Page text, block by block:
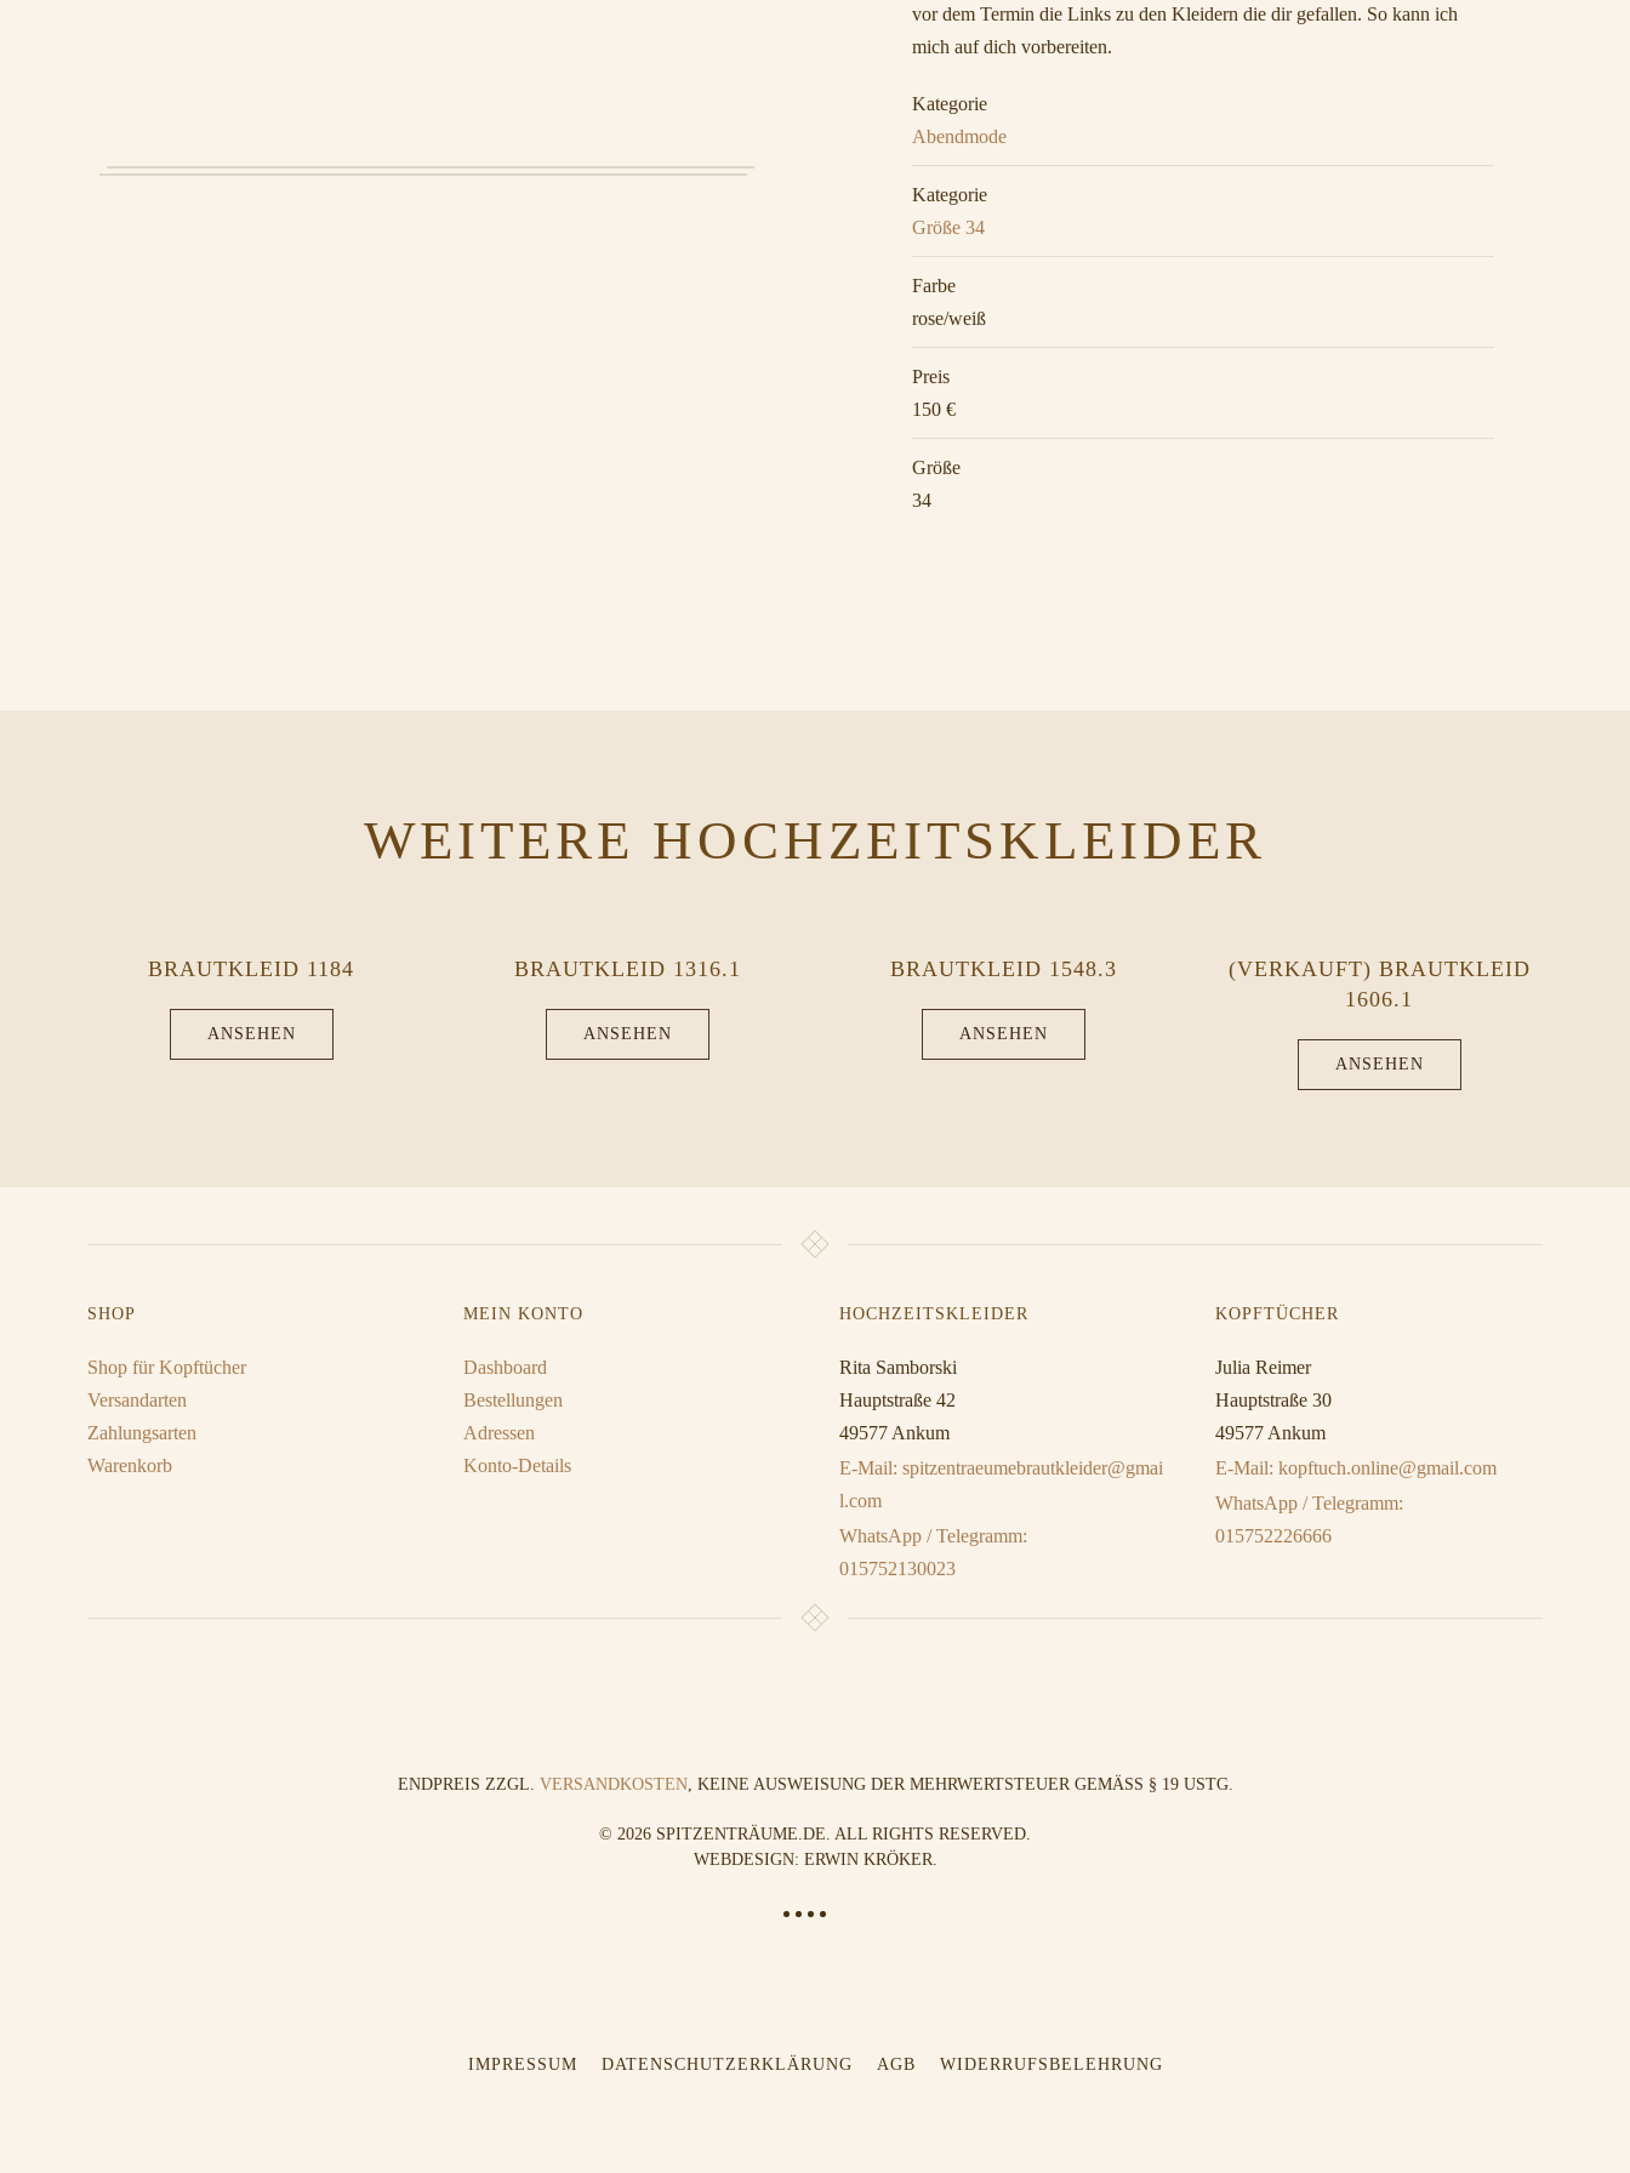
vor dem Termin die Links zu den Kleidern die dir gefallen. So kann ich
mich auf dich vorbereiten.
Kategorie
Abendmode
Kategorie
Größe 34
Farbe
rose/weiß
Preis
150 €
Größe
34
WEITERE HOCHZEITSKLEIDER
BRAUTKLEID 1184
ANSEHEN
BRAUTKLEID 1316.1
ANSEHEN
BRAUTKLEID 1548.3
ANSEHEN
(VERKAUFT) BRAUTKLEID
1606.1
ANSEHEN
SHOP
Shop für Kopftücher
Versandarten
Zahlungsarten
Warenkorb
MEIN KONTO
Dashboard
Bestellungen
Adressen
Konto-Details
HOCHZEITSKLEIDER
Rita Samborski
Hauptstraße 42
49577 Ankum
E-Mail: spitzentraeumebrautkleider@gmai
l.com
WhatsApp / Telegramm:
015752130023
KOPFTÜCHER
Julia Reimer
Hauptstraße 30
49577 Ankum
E-Mail: kopftuch.online@gmail.com
WhatsApp / Telegramm:
015752226666
ENDPREIS ZZGL. VERSANDKOSTEN, KEINE AUSWEISUNG DER MEHRWERTSTEUER GEMÄSS § 19 USTG.
© 2026 SPITZENTRÄUME.DE. ALL RIGHTS RESERVED.
WEBDESIGN: ERWIN KRÖKER
IMPRESSUM DATENSCHUTZERKLÄRUNG AGB WIDERRUFSBELEHRUNG